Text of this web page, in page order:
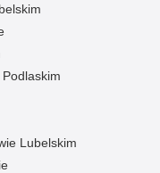
Lubelskim